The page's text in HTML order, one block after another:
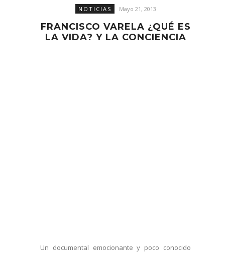
NOTICIAS Mayo 21, 2013
FRANCISCO VARELA ¿QUÉ ES
LA VIDA? Y LA CONCIENCIA
Un documental emocionante y poco conocido